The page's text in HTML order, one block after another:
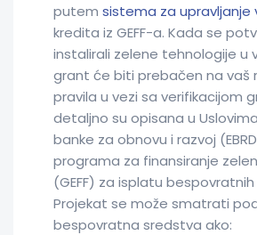
putem sistema za upravljanje
kredita iz GEFF-a. Kada se
instalirali zelene tehnologije u
grant će biti prebačen na vaš
pravila u vezi sa verifikacijom
detaljno su opisana u
banke za obnovu i razvoj
programa za finansiranje
(GEFF) za isplatu
Projekat se može smatrati
bespovratna sredstva ako: